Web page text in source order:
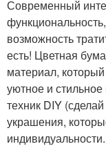
Современный
возможность
есть! Цветная
материал,
уютное и
техник DIY
украшения,
индивидуальности.